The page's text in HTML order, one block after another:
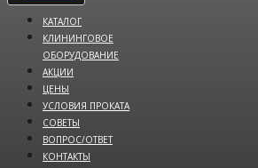
КАТАЛОГ
КЛИНИНГОВОЕ
ОБОРУДОВАНИЕ
АКЦИИ
ЦЕНЫ
УСЛОВИЯ ПРОКАТА
СОВЕТЫ
ВОПРОС/ОТВЕТ
КОНТАКТЫ